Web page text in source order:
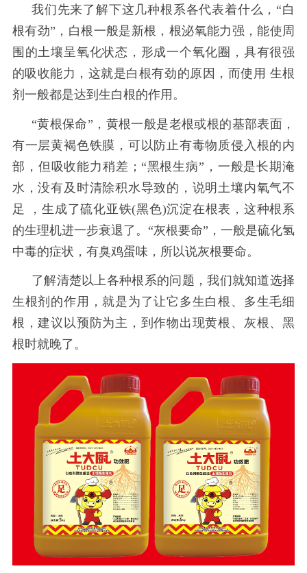
我们先来了解下这几种根系各代表着什么， “白
根有劲”， 白根一般是新根， 根泌氧能力强 ，能使周
围的土壤呈氧化状态，形成一个氧化圈，具有很强
的吸收能力，这就是白根有劲的原因，而使用 生根
剂 一般都是达到生白根的作用。
“黄根保命” ，黄根一般是老根或根的基部表面 ，
有一层黄褐色铁膜，可以防止有毒物质侵入根的内
部，但吸收能力稍差； “黑根生病”，一般是长期淹
水，没有及时清除积水导致的，说明 土壤内氧气不
足
，生成了硫化亚铁(黑色)沉淀在根表 ， 这种根系
的生理机进一步衰退了。 “灰根要命”，一般是硫化氢
中毒的症状，有臭鸡蛋味，所以说灰根要命。
了解清楚以上各种根系的问题，我们就知道选择
生根剂 的作用，就是为了让它多生白根、多生毛细
根，建议以预防为主，到作物出现黄根、灰根、黑
根时就晚了。